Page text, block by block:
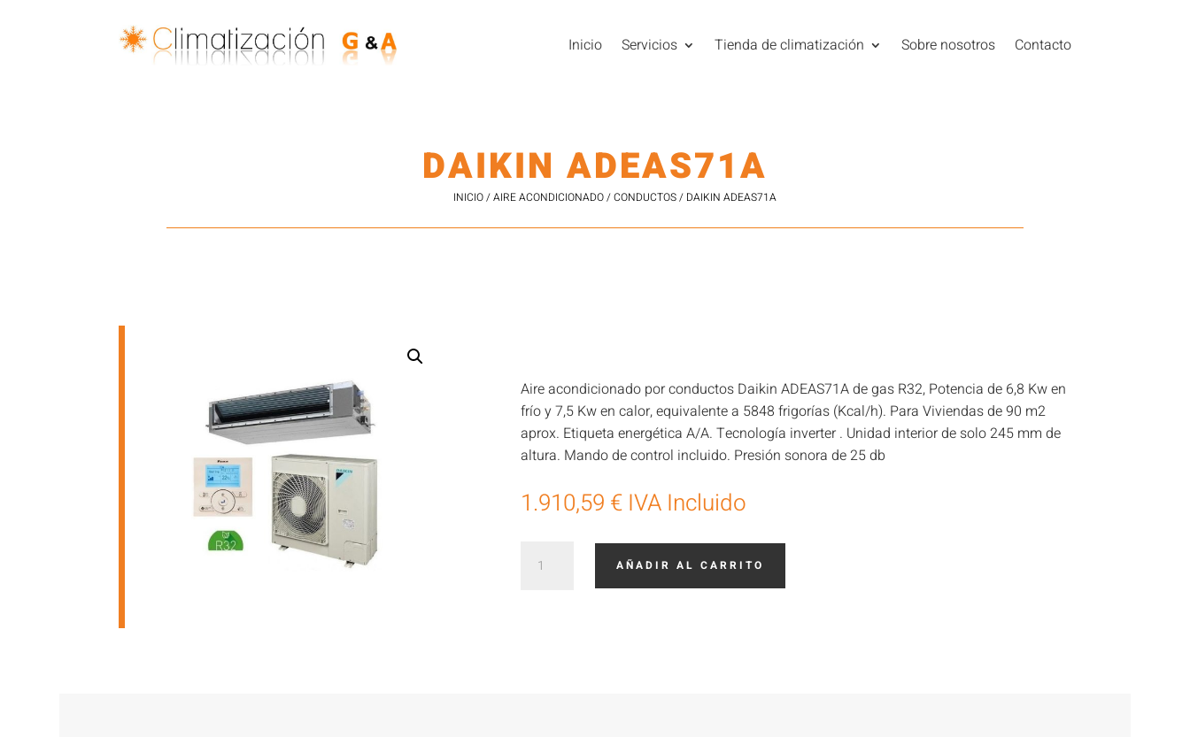
Inicio Servicios Tienda de climatización Sobre nosotros Contacto
DAIKIN ADEAS71A
INICIO/AIRE ACONDICIONADO/CONDUCTOS/ DAIKIN ADEAS71A
Aire acondicionado por conductos Daikin ADEAS71A de gas R32, Potencia de 6,8 Kw en
frío y 7,5 Kw en calor, equivalente a 5848 frigorías (Kcal/h). Para Viviendas de 90 m2
aprox. Etiqueta energética A/A. Tecnología inverter . Unidad interior de solo 245 mm de
altura. Mando de control incluido. Presión sonora de 25 db
1.910,59 € IVA Incluido
ADEAS71A
AÑADIR AL CARRITO